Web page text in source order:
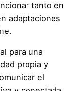
tanto en
adaptaciones
para una
propia y
el